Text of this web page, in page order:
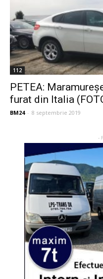
112
PETEA:
furat din Italia
BM24 - 8 septembrie 2019
-